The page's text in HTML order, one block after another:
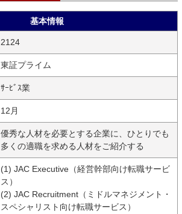
基本情報
2124
東証プライム
ｻｰﾋﾞｽ業
12月
優秀な人材を必要とする企業に、ひとりでも
多くの適職を求める人材をご紹介する
(1) JAC Executive（経営幹部向け転職サービ
ス）
(2) JAC Recruitment（ミドルマネジメント・
スペシャリスト向け転職サービス）